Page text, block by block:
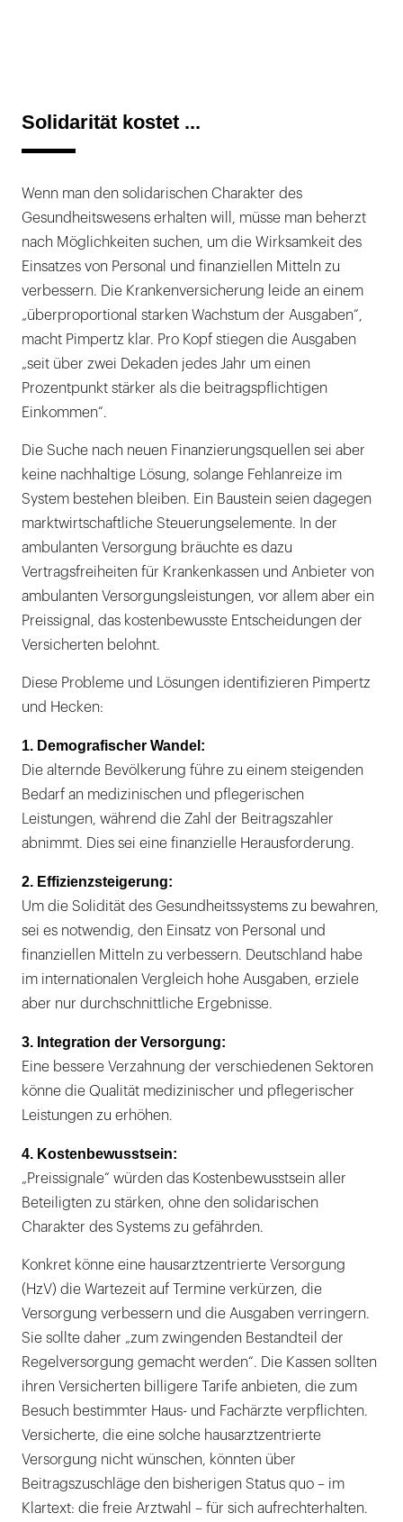
Solidarität kostet ...
Wenn man den solidarischen Charakter des
Gesundheitswesens erhalten will, müsse man beherzt
nach Möglichkeiten suchen, um die Wirksamkeit des
Einsatzes von Personal und finanziellen Mitteln zu
verbessern. Die Krankenversicherung leide an einem
„überproportional starken Wachstum der Ausgaben“,
macht Pimpertz klar. Pro Kopf stiegen die Ausgaben
„seit über zwei Dekaden jedes Jahr um einen
Prozentpunkt stärker als die beitragspflichtigen
Einkommen“.
Die Suche nach neuen Finanzierungsquellen sei aber
keine nachhaltige Lösung, solange Fehlanreize im
System bestehen bleiben. Ein Baustein seien dagegen
marktwirtschaftliche Steuerungselemente. In der
ambulanten Versorgung bräuchte es dazu
Vertragsfreiheiten für Krankenkassen und Anbieter von
ambulanten Versorgungsleistungen, vor allem aber ein
Preissignal, das kostenbewusste Entscheidungen der
Versicherten belohnt.
Diese Probleme und Lösungen identifizieren Pimpertz
und Hecken:
1. Demografischer Wandel:
Die alternde Bevölkerung führe zu einem steigenden
Bedarf an medizinischen und pflegerischen
Leistungen, während die Zahl der Beitragszahler
abnimmt. Dies sei eine finanzielle Herausforderung.
2. Effizienzsteigerung:
Um die Solidität des Gesundheitssystems zu bewahren,
sei es notwendig, den Einsatz von Personal und
finanziellen Mitteln zu verbessern. Deutschland habe
im internationalen Vergleich hohe Ausgaben, erziele
aber nur durchschnittliche Ergebnisse.
3. Integration der Versorgung:
Eine bessere Verzahnung der verschiedenen Sektoren
könne die Qualität medizinischer und pflegerischer
Leistungen zu erhöhen.
4. Kostenbewusstsein:
„Preissignale“ würden das Kostenbewusstsein aller
Beteiligten zu stärken, ohne den solidarischen
Charakter des Systems zu gefährden.
Konkret könne eine hausarztzentrierte Versorgung
(HzV) die Wartezeit auf Termine verkürzen, die
Versorgung verbessern und die Ausgaben verringern.
Sie sollte daher „zum zwingenden Bestandteil der
Regelversorgung gemacht werden“. Die Kassen sollten
ihren Versicherten billigere Tarife anbieten, die zum
Besuch bestimmter Haus- und Fachärzte verpflichten.
Versicherte, die eine solche hausarztzentrierte
Versorgung nicht wünschen, könnten über
Beitragszuschläge den bisherigen Status quo – im
Klartext: die freie Arztwahl – für sich aufrechterhalten.